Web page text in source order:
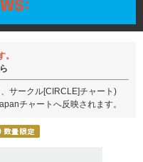
サークル[CIRCLE]チャート)
チャートへ反映されます。